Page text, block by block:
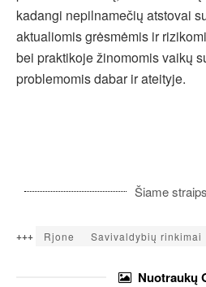
kadangi nepilnamečių atstovai
aktualiomis grėsmėmis ir
bei praktikoje žinomomis vaikų
problemomis dabar ir ateityje.
Šiame
+++ Rjone Savivaldybių rinkimai
Nuotraukų